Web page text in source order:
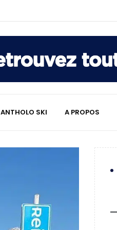
ANTHOLO SKI A PROPOS